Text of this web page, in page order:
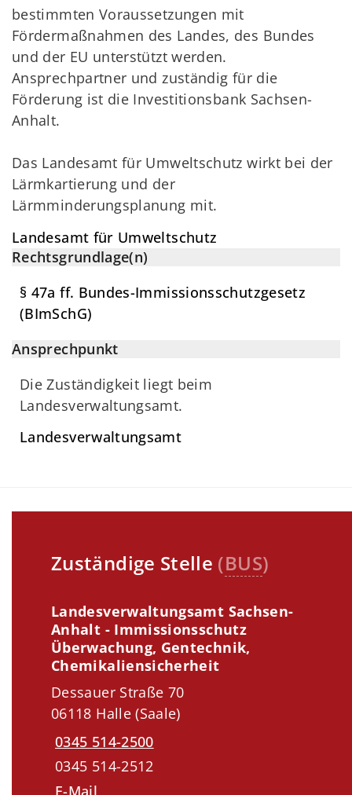
bestimmten Voraussetzungen mit
Fördermaßnahmen des Landes, des Bundes
und der EU unterstützt werden.
Ansprechpartner und zuständig für die
Förderung ist die Investitionsbank Sachsen-
Anhalt.
Das Landesamt für Umweltschutz wirkt bei der
Lärmkartierung und der
Lärmminderungsplanung mit.
Landesamt für Umweltschutz
Rechtsgrundlage(n)
§ 47a ff. Bundes-Immissionsschutzgesetz
(BImSchG)
Ansprechpunkt
Die Zuständigkeit liegt beim
Landesverwaltungsamt.
Landesverwaltungsamt
Zuständige Stelle (BUS)
Landesverwaltungsamt Sachsen-
Anhalt - Immissionsschutz
Überwachung, Gentechnik,
Chemikaliensicherheit
Dessauer Straße 70
06118 Halle (Saale)
0345 514-2500
0345 514-2512
E-Mail